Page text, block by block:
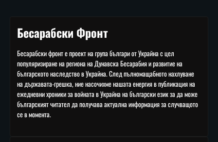
Бесарабски Фронт
Бесарабски фронт е проект на група българи от Украйна с цел
популяризиране на региона на Дунавска Бесарабия и развитие на
българското наследство в Украйна. След пълномащабното нахлуване
на държавата-грешка, ние насочихме нашата енергия в публикация на
ежедневни хроники за войната в Украйна на български език за да може
българският читател да получава актуална информация за случващото
се в момента.